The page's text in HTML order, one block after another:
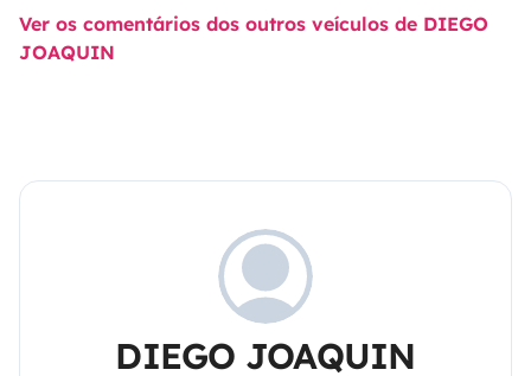
Ver os comentários dos outros veículos de DIEGO
JOAQUIN
DIEGO JOAQUIN